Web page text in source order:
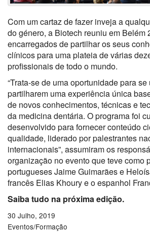
Com um cartaz de fazer inveja a
do género, a Biotech reuniu em Belém
encarregados de partilhar os seus
clínicos para uma plateia de várias
profissionais de todo o mundo.
“Trata-se de uma oportunidade para se
partilharem uma experiência única
de novos conhecimentos, técnicas e
da medicina dentária. O programa foi
desenvolvido para fornecer conteúdo
qualidade, liderado por palestrantes
internacionais”, assumiram os
organização no evento que teve como
portugueses Jaime Guimarães e
francês Elias Khoury e o espanhol
Saiba tudo na próxima edição.
30 Julho, 2019
Eventos/Formação